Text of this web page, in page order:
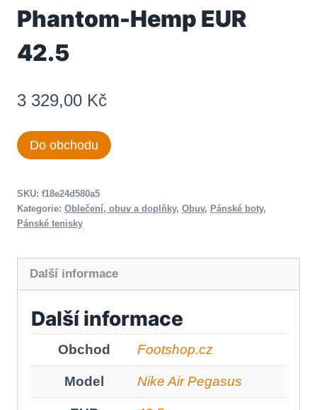
Phantom-Hemp EUR
42.5
3 329,00 Kč
Do obchodu
SKU: f18e24d580a5
Kategorie: Oblečení, obuv a doplňky, Obuv, Pánské boty,
Pánské tenisky
Další informace
Další informace
Obchod Footshop.cz
Model Nike Air Pegasus